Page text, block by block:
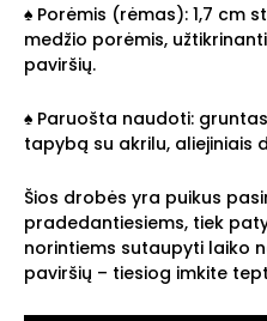
♠ Porėmis (rėmas): 1,7 cm
medžio porėmis,
paviršių.
♠ Paruošta naudoti:
tapybą su akrilu, aliejiniais
Šios drobės yra puikus
pradedantiesiems, tiek
norintiems sutaupyti laiko
paviršių – tiesiog imkite